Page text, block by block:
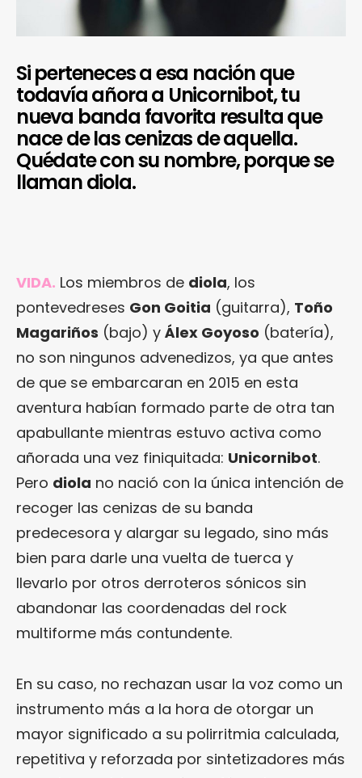
Si perteneces a esa nación que
todavía añora a Unicornibot, tu
nueva banda favorita resulta que
nace de las cenizas de aquella.
Quédate con su nombre, porque se
llaman diola.
VIDA. Los miembros de diola, los
pontevedreses Gon Goitia (guitarra), Toño
Magariños (bajo) y Álex Goyoso (batería),
no son ningunos advenedizos, ya que antes
de que se embarcaran en 2015 en esta
aventura habían formado parte de otra tan
apabullante mientras estuvo activa como
añorada una vez finiquitada: Unicornibot.
Pero diola no nació con la única intención de
recoger las cenizas de su banda
predecesora y alargar su legado, sino más
bien para darle una vuelta de tuerca y
llevarlo por otros derroteros sónicos sin
abandonar las coordenadas del rock
multiforme más contundente.
En su caso, no rechazan usar la voz como un
instrumento más a la hora de otorgar un
mayor significado a su polirritmia calculada,
repetitiva y reforzada por sintetizadores más